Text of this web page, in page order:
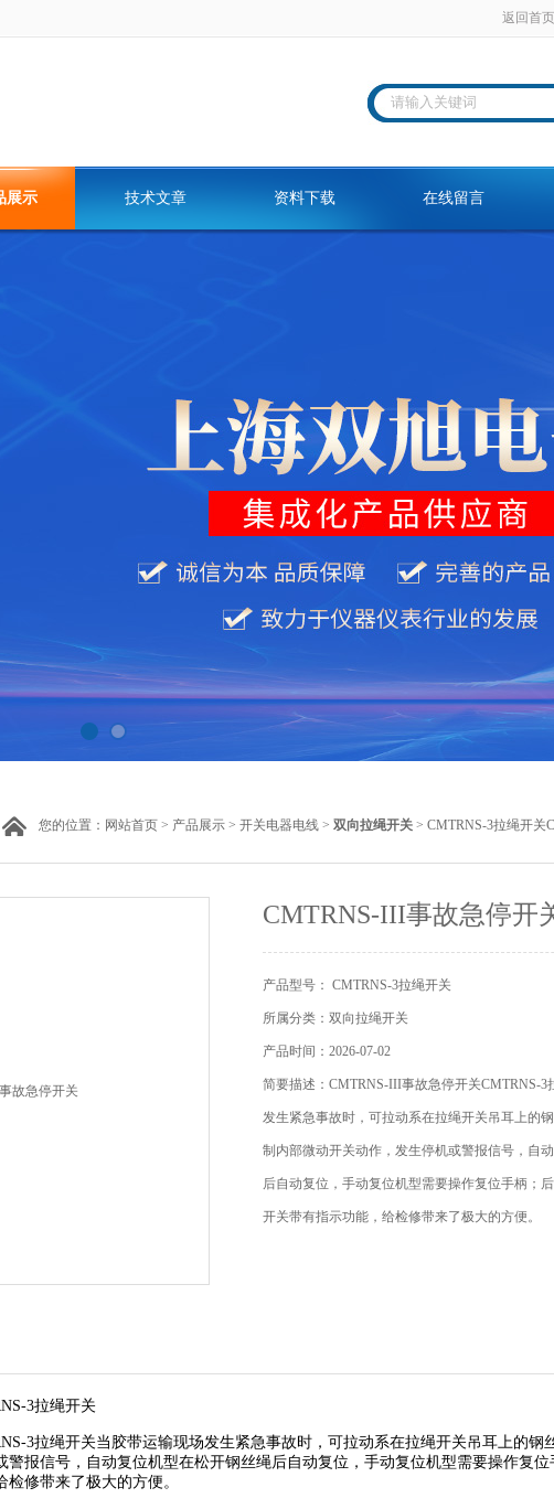
返回首页
展示 技术文章 资料下载 在线留言
您的位置： 网站首页 > 产品展示 > 开关电器电线 > 双向拉绳开关 > CMTRNS-3拉绳开关
CMTRNS-III事故急停开
产品型号： CMTRNS-3拉绳开关
所属分类：双向拉绳开关
产品时间：2026-07-02
简要描述：CMTRNS-III事故急停开关CMTRNS-3
发生紧急事故时，可拉动系在拉绳开关吊耳上的
制内部微动开关动作，发生停机或警报信号，自
后自动复位，手动复位机型需要操作复位手柄；
开关带有指示功能，给检修带来了极大的方便。
3拉绳开关
3拉绳开关当胶带运输现场发生紧急事故时，可拉动系在拉绳开关吊耳上的钢
报信号，自动复位机型在松开钢丝绳后自动复位，手动复位机型需要操作复位
修带来了极大的方便。